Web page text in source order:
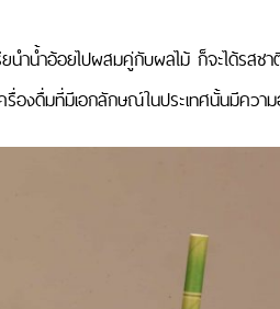
นำน้ำอ้อยไปผสมคู่กับผลไม้ ก็จะได้รส
รื่องดื่มที่มีเอกลักษณ์ในประเทศนั้นมีคว